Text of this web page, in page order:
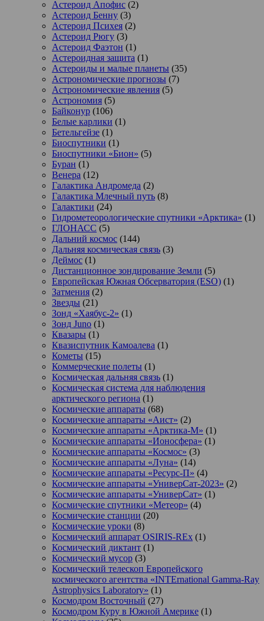
Астероид Апофис (2)
Астероид Бенну (3)
Астероид Психея (2)
Астероид Рюгу (3)
Астероид Фаэтон (1)
Астероидная защита (1)
Астероиды и малые планеты (35)
Астрономические прогнозы (7)
Астрономические явления (5)
Астрономия (5)
Байконур (106)
Белые карлики (1)
Бетельгейзе (1)
Биоспутники (1)
Биоспутники «Бион» (5)
Буран (1)
Венера (12)
Галактика Андромеда (2)
Галактика Млечный путь (8)
Галактики (24)
Гидрометеорологические спутники «Арктика» (1)
ГЛОНАСС (5)
Дальний космос (144)
Дальняя космическая связь (3)
Деймос (1)
Дистанционное зондирование Земли (5)
Европейская Южная Обсерватория (ESO) (1)
Затмения (2)
Звезды (21)
Зонд «Хаябус-2» (1)
Зонд Juno (1)
Квазары (1)
Квазиспутник Камоалева (1)
Кометы (15)
Коммерческие полеты (1)
Космическая дальняя связь (1)
Космическая система для наблюдения
арктического региона (1)
Космические аппараты (68)
Космические аппараты «Аист» (2)
Космические аппараты «Арктика-М» (1)
Космические аппараты «Ионосфера» (1)
Космические аппараты «Космос» (3)
Космические аппараты «Луна» (14)
Космические аппараты «Ресурс-П» (4)
Космические аппараты «УниверСат-2023» (2)
Космические аппараты «УниверСат» (1)
Космические спутники «Метеор» (4)
Космические станции (20)
Космические уроки (8)
Космический аппарат OSIRIS-REx (1)
Космический диктант (1)
Космический мусор (3)
Космический телескоп Европейского
космического агентства «INTErnational Gamma-Ray
Astrophysics Laboratory» (1)
Космодром Восточный (27)
Космодром Куру в Южной Америке (1)